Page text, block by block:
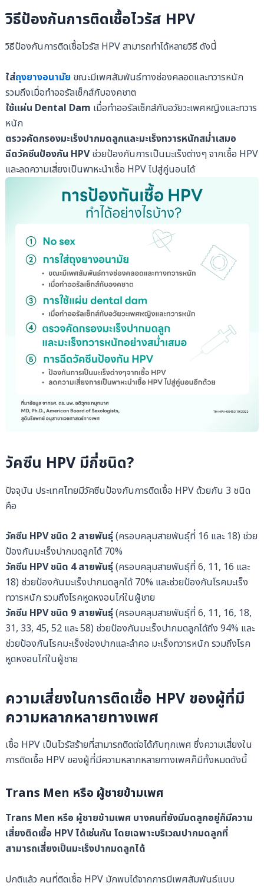
วิธีป้องกันการติดเชื้อไวรัส HPV
วิธีป้องกันการติดเชื้อไวรัส HPV สามารถทำได้หลายวิธี ดังนี้
ใส่ถุงยางอนามัย ขณะมีเพศสัมพันธ์ทางช่องคลอดและทวารหนัก
รวมถึงเมื่อทำออรัลเซ็กส์กับองคชาต
ใช้แผ่น Dental Dam เมื่อทำออรัลเซ็กส์กับอวัยวะเพศหญิงและทวาร
หนัก
ตรวจคัดกรองมะเร็งปากมดลูกและมะเร็งทวารหนักสม่ำเสมอ
ฉีดวัคซีนป้องกัน HPVช่วยป้องกันการเป็นมะเร็งต่างๆ จากเชื้อ HPV
และลดความเสี่ยงเป็นพาหะนำเชื้อ HPV ไปสู่คู่นอนได้
วัคซีน HPV มีกี่ชนิด?
ปัจจุบัน ประเทศไทยมีวัคซีนป้องกันการติดเชื้อ HPV ด้วยกัน 3 ชนิด
คือ
วัคซีน HPV ชนิด 2 สายพันธุ์(ครอบคลุมสายพันธุ์ที่ 16 และ 18) ช่วย
ป้องกันมะเร็งปากมดลูกได้ 70%
วัคซีน HPV ชนิด 4 สายพันธุ์(ครอบคลุมสายพันธุ์ที่ 6, 11, 16 และ
18) ช่วยป้องกันมะเร็งปากมดลูกได้ 70% และช่วยป้องกันโรคมะเร็ง
ทวารหนัก รวมถึงโรคหูดหงอนไก่ในผู้ชาย
วัคซีน HPV ชนิด 9 สายพันธุ์(ครอบคลุมสายพันธุ์ที่ 6, 11, 16, 18,
31, 33, 45, 52 และ 58) ช่วยป้องกันมะเร็งปากมดลูกได้ถึง 94% และ
ช่วยป้องกันโรคมะเร็งช่องปากและลำคอ มะเร็งทวารหนัก รวมถึงโรค
หูดหงอนไก่ในผู้ชาย
ความเสี่ยงในการติดเชื้อ HPV ของผู้ที่มี
ความหลากหลายทางเพศ
เชื้อ HPV เป็นไวรัสร้ายที่สามารถติดต่อได้กับทุกเพศ ซึ่งความเสี่ยงใน
การติดเชื้อ HPV ของผู้ที่มีความหลากหลายทางเพศก็มีทั้งหมดดังนี้
Trans Men หรือ ผู้ชายข้ามเพศ
Trans Men หรือ ผู้ชายข้ามเพศ บางคนที่ยังมีมดลูกอยู่ก็มีความ
เสี่ยงติดเชื้อ HPV ได้เช่นกัน โดยเฉพาะบริเวณปากมดลูกที่
สามารถเสี่ยงเป็นมะเร็งปากมดลูกได้
ปกติแล้ว คนที่ติดเชื้อ HPV มักพบได้จากการมีเพศสัมพันธ์แบบ